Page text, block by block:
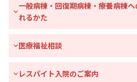
一般病棟・回復期病棟・療養病棟
れるかた
医療福祉相談
レスパイト入院のご案内